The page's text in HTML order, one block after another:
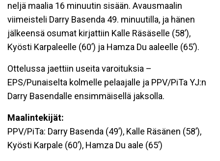
neljä maalia 16 minuutin sisään. Avausmaalin
viimeisteli Darry Basenda 49. minuutilla, ja hänen
jälkeensä osumat kirjattiin Kalle Räsäselle (58’),
Kyösti Karpaleelle (60’) ja Hamza Du aaleelle (65’).
Ottelussa jaettiin useita varoituksia –
EPS/Punaiselta kolmelle pelaajalle ja PPV/PiTa YJ:n
Darry Basendalle ensimmäisellä jaksolla.
Maalintekijät:
PPV/PiTa: Darry Basenda (49’), Kalle Räsänen (58’),
Kyösti Karpale (60’), Hamza Du aale (65’)